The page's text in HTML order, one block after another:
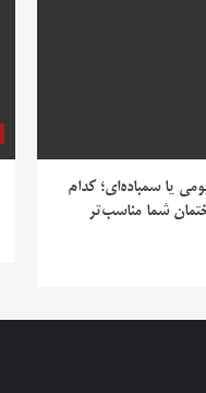
یا سمباده‌ای؛ کدام
شما مناسب‌تر